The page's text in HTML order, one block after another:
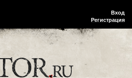
Вход
Регистрация